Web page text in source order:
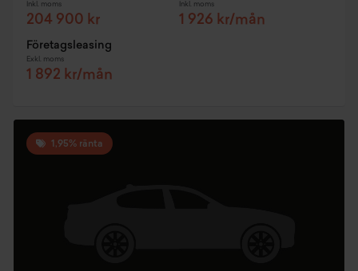
Inkl. moms
204 900 kr
Inkl. moms
1 926 kr/mån
Företagsleasing
Exkl. moms
1 892 kr/mån
1,95% ränta